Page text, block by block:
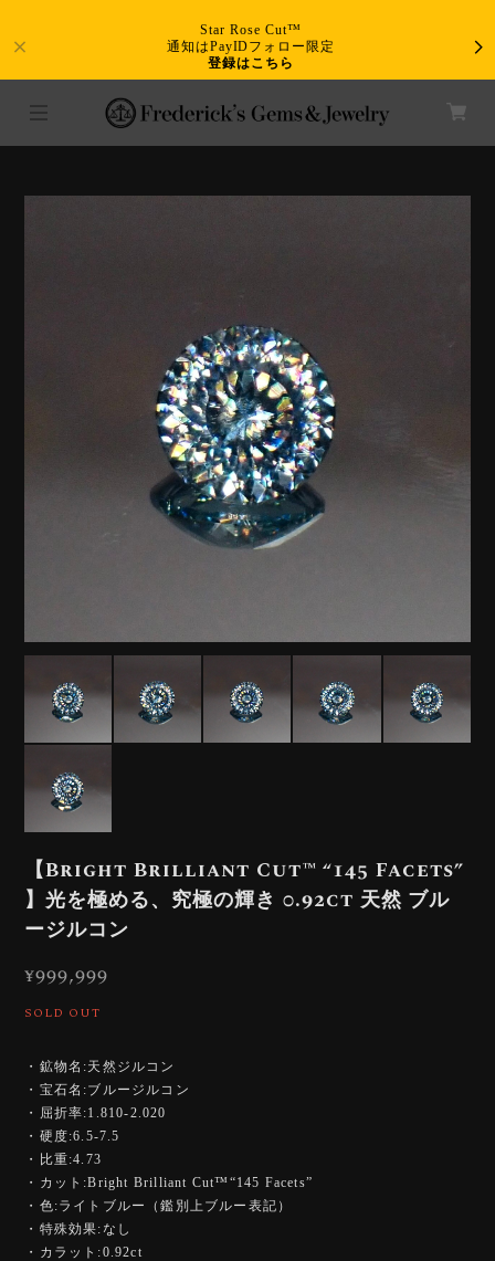
Star Rose Cut™
通知はPayIDフォロー限定
登録はこちら
【Bright Brilliant Cut™️ “145 Facets”
】光を極める、究極の輝き 0.92ct 天然 ブル
ージルコン
¥999,999
SOLD OUT
・鉱物名:天然ジルコン
・宝石名:ブルージルコン
・屈折率:1.810-2.020
・硬度:6.5-7.5
・比重:4.73
・カット:Bright Brilliant Cut™️“145 Facets”
・色:ライトブルー（鑑別上ブルー表記）
・特殊効果:なし
・カラット:0.92ct